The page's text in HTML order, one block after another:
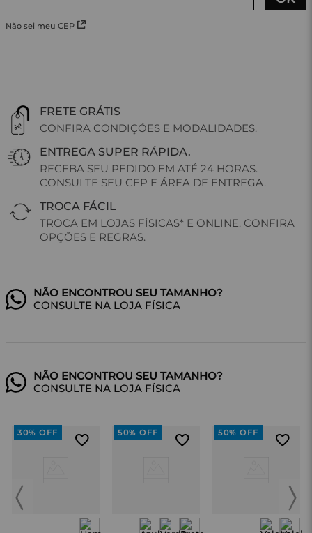
Não sei meu CEP
FRETE GRÁTIS
CONFIRA CONDIÇÕES E MODALIDADES.
ENTREGA SUPER RÁPIDA.
RECEBA SEU PEDIDO EM ATÉ 24 HORAS.
CONSULTE SEU CEP E ÁREA DE ENTREGA.
TROCA FÁCIL
TROCA EM LOJAS FÍSICAS* E ONLINE. CONFIRA
OPÇÕES E REGRAS.
CONSULTE NA LOJA FÍSICA
CONSULTE NA LOJA FÍSICA
30% OFF 50% OFF 50% OFF